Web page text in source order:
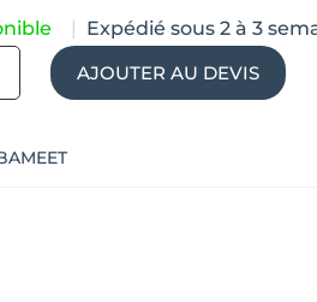
| Expédié sous 2 à 3
AJOUTER AU DEVIS